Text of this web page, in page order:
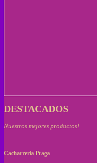
DESTACADOS
Nuestros mejores productos!
Cacharreria Praga